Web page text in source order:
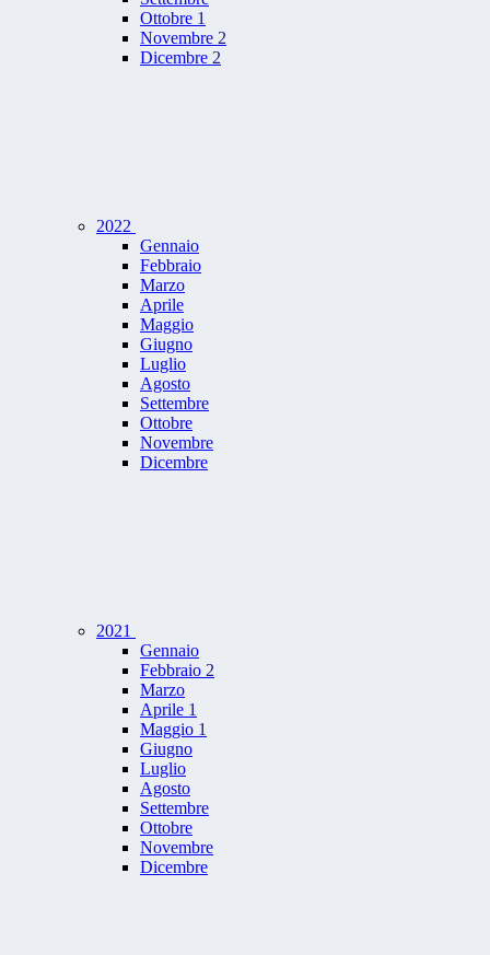
Ottobre 1
Novembre 2
Dicembre 2
2022
Gennaio
Febbraio
Marzo
Aprile
Maggio
Giugno
Luglio
Agosto
Settembre
Ottobre
Novembre
Dicembre
2021
Gennaio
Febbraio 2
Marzo
Aprile 1
Maggio 1
Giugno
Luglio
Agosto
Settembre
Ottobre
Novembre
Dicembre